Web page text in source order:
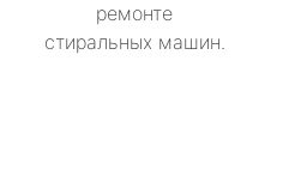
ремонте
стиральных машин.